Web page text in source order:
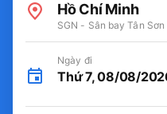
Hồ Chí Minh
SGN - Sân bay Tân
Ngày đi
Thứ 7, 08/08/